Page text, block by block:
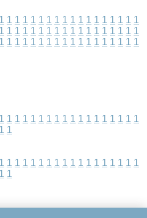
1 1 1 1 1 1 1 1 1 1 1 1 1 1 1 1 1 1
1 1 1 1 1 1 1 1 1 1 1 1 1 1 1 1 1 1
1 1 1 1 1 1 1 1 1 1 1 1 1 1 1 1 1 1
1 1 1 1 1 1 1 1 1 1 1 1 1 1 1 1 1 1
1 1
1 1 1 1 1 1 1 1 1 1 1 1 1 1 1 1 1 1
1 1